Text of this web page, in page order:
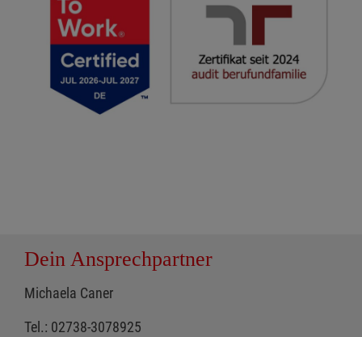
Dein Ansprechpartner
Michaela Caner
Tel.: 02738-3078925